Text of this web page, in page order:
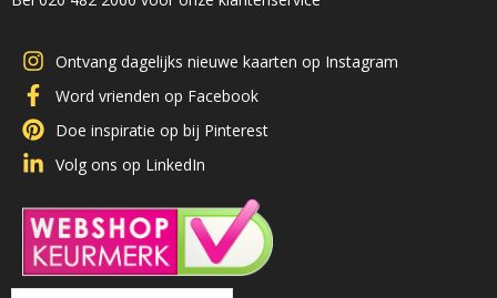
Ontvang dagelijks nieuwe kaarten op Instagram
Word vrienden op Facebook
Doe inspiratie op bij Pinterest
Volg ons op LinkedIn